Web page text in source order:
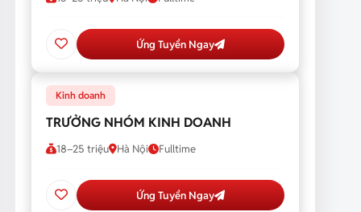
Ứng Tuyển Ngay
Kinh doanh
TRƯỞNG NHÓM KINH DOANH
18–25 triệu Hà Nội Fulltime
Ứng Tuyển Ngay